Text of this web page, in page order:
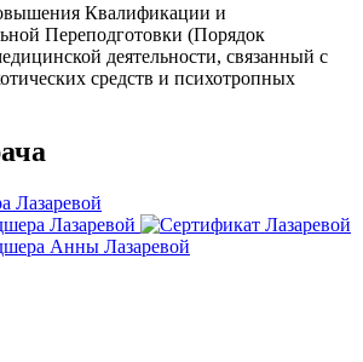
Квалификации и
Переподготовки (Порядок
деятельности, связанный с
средств и психотропных